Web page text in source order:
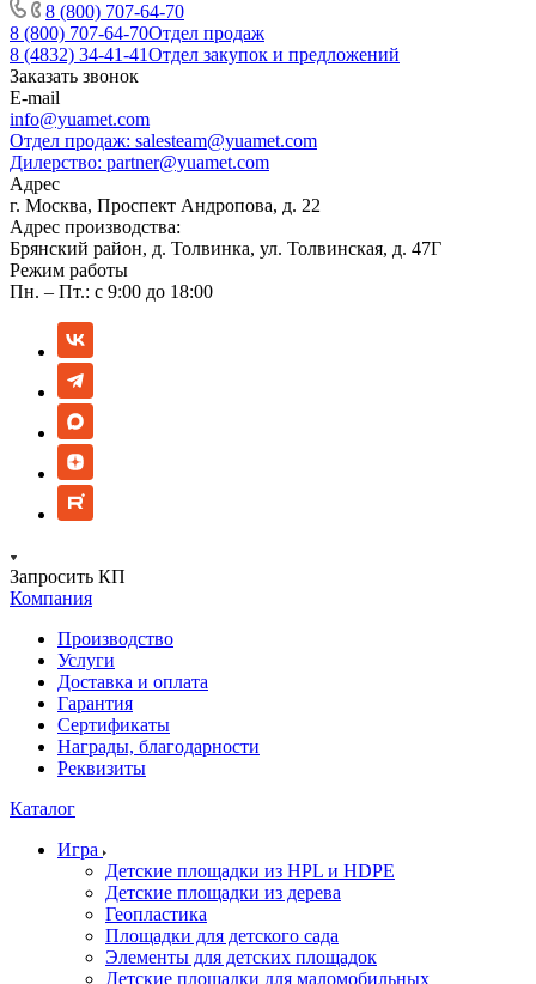
8 (800) 707-64-70
8 (800) 707-64-70Отдел продаж
8 (4832) 34-41-41Отдел закупок и предложений
Заказать звонок
E-mail
info@yuamet.com
Отдел продаж: salesteam@yuamet.com
Дилерство: partner@yuamet.com
Адрес
г. Москва, Проспект Андропова, д. 22
Адрес производства:
Брянский район, д. Толвинка, ул. Толвинская, д. 47Г
Режим работы
Пн. – Пт.: с 9:00 до 18:00
Запросить КП
Компания
Производство
Услуги
Доставка и оплата
Гарантия
Сертификаты
Награды, благодарности
Реквизиты
Каталог
Игра
Детские площадки из HPL и HDPE
Детские площадки из дерева
Геопластика
Площадки для детского сада
Элементы для детских площадок
Детские площадки для маломобильных